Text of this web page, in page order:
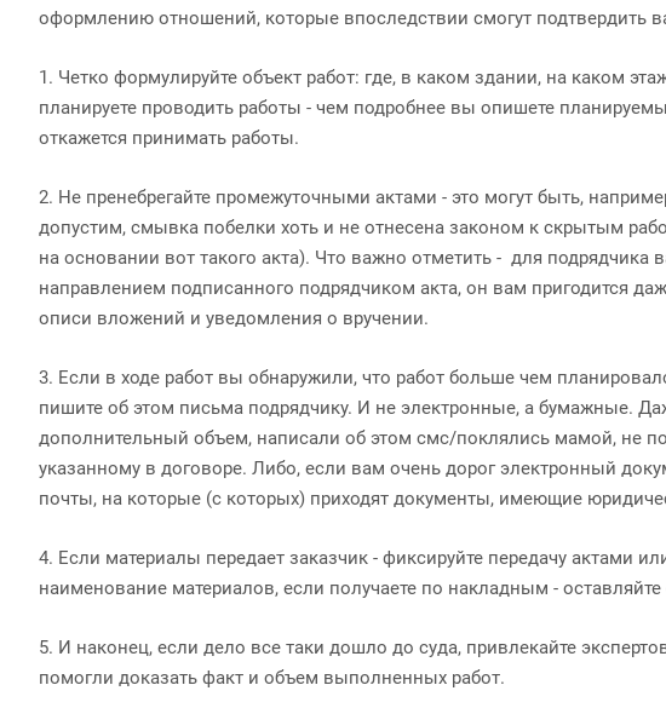
оформлению отношений, которые впоследствии смогут подтвердить
1. Четко формулируйте объект работ: где, в каком здании, на каком
планируете проводить работы - чем подробнее вы опишете
откажется принимать работы.
2. Не пренебрегайте промежуточными актами - это могут быть,
допустим, смывка побелки хоть и не отнесена законом к скрытым
на основании вот такого акта). Что важно отметить - для подрядчика
направлением подписанного подрядчиком акта, он вам пригодится
описи вложений и уведомления о вручении.
3. Если в ходе работ вы обнаружили, что работ больше чем
пишите об этом письма подрядчику. И не электронные, а бумажные.
дополнительный объем, написали об этом смс/поклялись мамой, не
указанному в договоре. Либо, если вам очень дорог электронный
почты, на которые (с которых) приходят документы, имеющие
4. Если материалы передает заказчик - фиксируйте передачу актами
наименование материалов, если получаете по накладным -
5. И наконец, если дело все таки дошло до суда, привлекайте
помогли доказать факт и объем выполненных работ.